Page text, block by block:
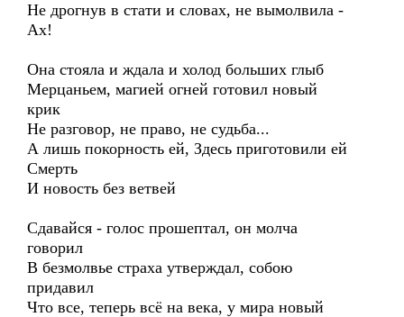
Не дрогнув в стати и словах, не вымолвила -
Ах!
Она стояла и ждала и холод больших глыб
Мерцаньем, магией огней готовил новый
крик
Не разговор, не право, не судьба...
А лишь покорность ей, Здесь приготовили ей
Смерть
И новость без ветвей
Сдавайся - голос прошептал, он молча
говорил
В безмолвье страха утверждал, собою
придавил
Что все, теперь всё на века, у мира новый